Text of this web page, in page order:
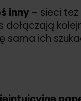
inny– sieci też
sama ich